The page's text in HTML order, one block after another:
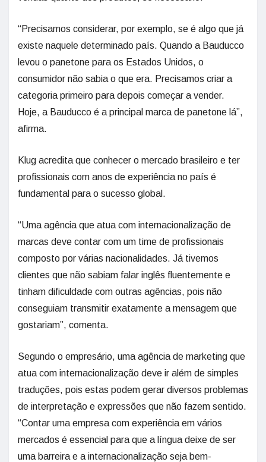
“Precisamos considerar, por exemplo, se é algo que já
existe naquele determinado país. Quando a Bauducco
levou o panetone para os Estados Unidos, o
consumidor não sabia o que era. Precisamos criar a
categoria primeiro para depois começar a vender.
Hoje, a Bauducco é a principal marca de panetone lá”,
afirma.
Klug acredita que conhecer o mercado brasileiro e ter
profissionais com anos de experiência no país é
fundamental para o sucesso global.
“Uma agência que atua com internacionalização de
marcas deve contar com um time de profissionais
composto por várias nacionalidades. Já tivemos
clientes que não sabiam falar inglês fluentemente e
tinham dificuldade com outras agências, pois não
conseguiam transmitir exatamente a mensagem que
gostariam”, comenta.
Segundo o empresário, uma agência de marketing que
atua com internacionalização deve ir além de simples
traduções, pois estas podem gerar diversos problemas
de interpretação e expressões que não fazem sentido.
“Contar uma empresa com experiência em vários
mercados é essencial para que a língua deixe de ser
uma barreira e a internacionalização seja bem-